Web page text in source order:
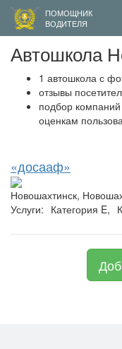
ПОМОЩНИК
ВОДИТЕЛЯ
Автошкола
1 автошкола с
отзывы
подбор
оценкам
«досааф»
Новошахтинск,
Услуги: Категория E,